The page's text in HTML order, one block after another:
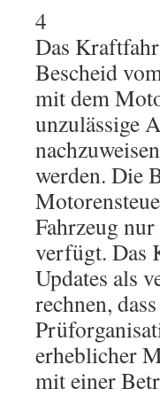
4
Das
Bescheid
mit dem
unzulässige
werden. Die
Fahrzeug
verfügt. Das
Updates als
rechnen,
erheblicher
mit einer